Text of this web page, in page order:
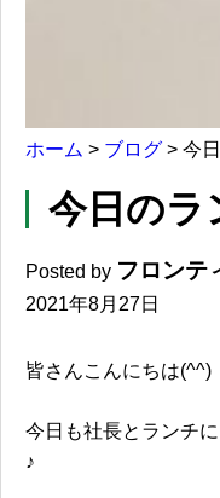
ホーム > ブログ > 今
今日のラ
Posted by フロンテ
2021年8月27日
皆さんこんにちは(^^)
今日も社長とランチに
♪